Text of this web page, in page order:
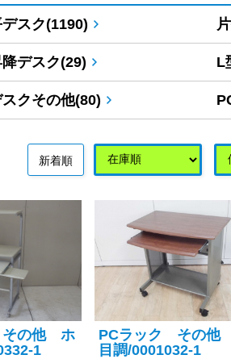
スク(1190)
デスク(29) L
スクその他(80)
新着順
の他 ホ
1
PCラック その
目調/0001032-1